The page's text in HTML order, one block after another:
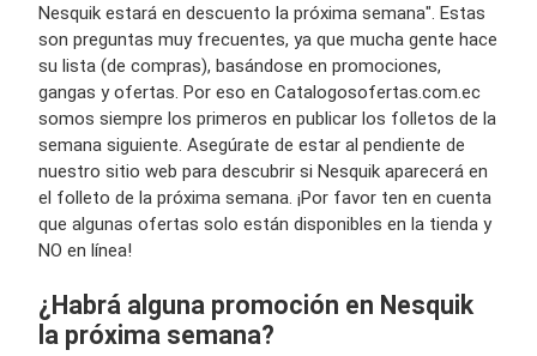
Nesquik estará en descuento la próxima semana". Estas
son preguntas muy frecuentes, ya que mucha gente hace
su lista (de compras), basándose en promociones,
gangas y ofertas. Por eso en Catalogosofertas.com.ec
somos siempre los primeros en publicar los folletos de la
semana siguiente. Asegúrate de estar al pendiente de
nuestro sitio web para descubrir si Nesquik aparecerá en
el folleto de la próxima semana. ¡Por favor ten en cuenta
que algunas ofertas solo están disponibles en la tienda y
NO en línea!
¿Habrá alguna promoción en Nesquik
la próxima semana?